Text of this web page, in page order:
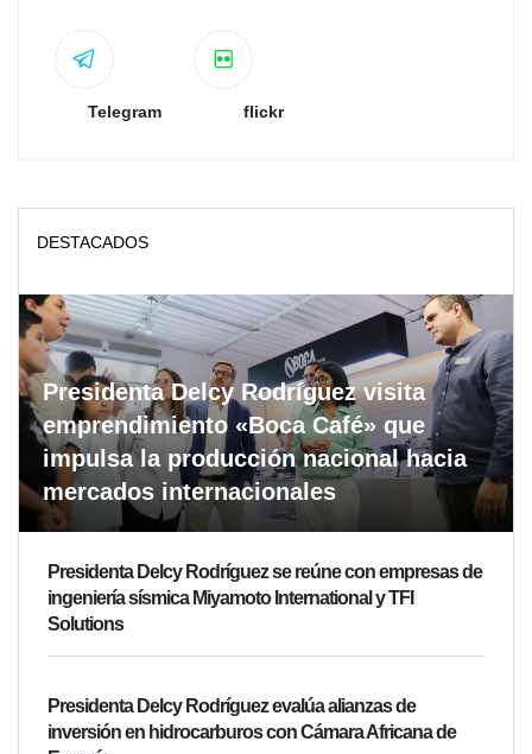
Telegram flickr
DESTACADOS
Presidenta Delcy Rodríguez visita
emprendimiento «Boca Café» que
impulsa la producción nacional hacia
mercados internacionales
Presidenta Delcy Rodríguez se reúne con empresas de
ingeniería sísmica Miyamoto International y TFI
Solutions
Presidenta Delcy Rodríguez evalúa alianzas de
inversión en hidrocarburos con Cámara Africana de